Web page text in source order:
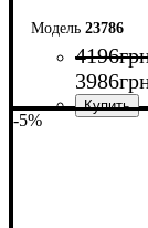
23786
4196
3986
-5%